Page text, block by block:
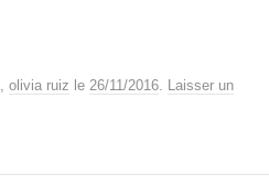
olivia ruiz le 26/11/2016
Laisser un